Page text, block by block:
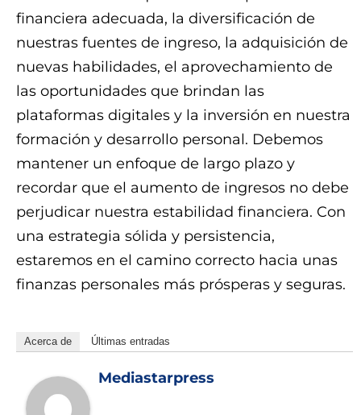
financiera adecuada, la diversificación de
nuestras fuentes de ingreso, la adquisición de
nuevas habilidades, el aprovechamiento de
las oportunidades que brindan las
plataformas digitales y la inversión en nuestra
formación y desarrollo personal. Debemos
mantener un enfoque de largo plazo y
recordar que el aumento de ingresos no debe
perjudicar nuestra estabilidad financiera. Con
una estrategia sólida y persistencia,
estaremos en el camino correcto hacia unas
finanzas personales más prósperas y seguras.
Acerca de Últimas entradas
Mediastarpress